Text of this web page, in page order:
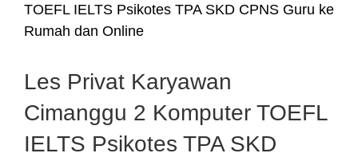
TOEFL IELTS Psikotes TPA SKD CPNS Guru ke
Rumah dan Online
Les Privat Karyawan
Cimanggu 2 Komputer TOEFL
IELTS Psikotes TPA SKD